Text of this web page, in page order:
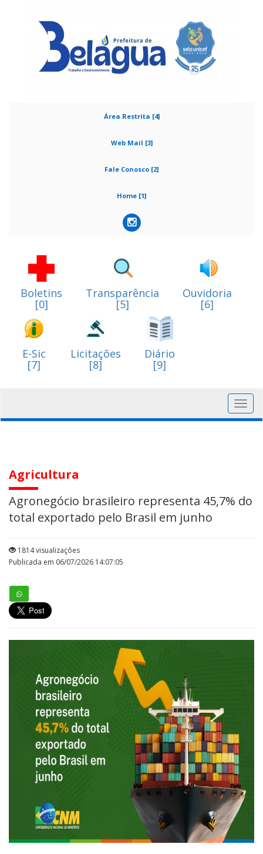
Área Restrita [4]
Web Mail [3]
Fale Conosco [2]
Home [1]
Boletins
[0]
Transparência
[5]
Ouvidoria
[6]
E-Sic
[7]
Licitações
[8]
Diário
[9]
Agricultura
Agronegócio brasileiro representa 45,7% do
total exportado pelo Brasil em junho
1814 visualizações
Publicada em 06/07/2026 14:07:05